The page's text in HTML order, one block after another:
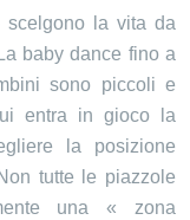
scelgono la vita da
baby dance fino a
sono piccoli e
entra in gioco la
la posizione
tutte le piazzole
una « zona